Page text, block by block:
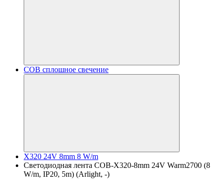
COB сплошное свечение
X320 24V 8mm 8 W/m
Светодиодная лента COB-X320-8mm 24V Warm2700 (8
W/m, IP20, 5m) (Arlight, -)